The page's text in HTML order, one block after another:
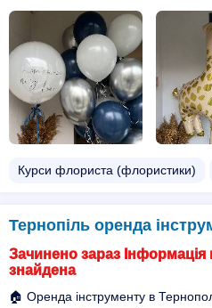
Курси флориста (флористики)
Тернопіль оренда
Зачинено зараз
знайдена
🏠 Оренда інструменту в